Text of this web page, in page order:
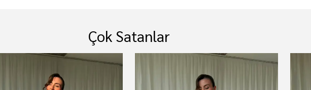
Çok Satanlar